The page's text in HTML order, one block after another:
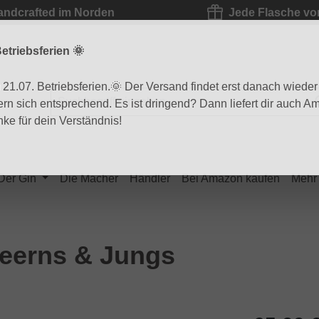
im Norden Jede Flasche
Gin Die Macher Händler Bei Amazon kaufen Mehr
& Jungs
🌞
Betriebsferien.🌞 Der Versand findet erst danach
sich entsprechend. Es ist dringend? Dann liefert dir auch
für dein Verständnis!